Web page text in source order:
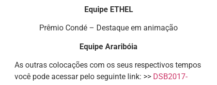
Equipe ETHEL
Prêmio Condé – Destaque em animação
Equipe Araribóia
As outras colocações com os seus respectivos tempos
você pode acessar pelo seguinte link: >> DSB2017-